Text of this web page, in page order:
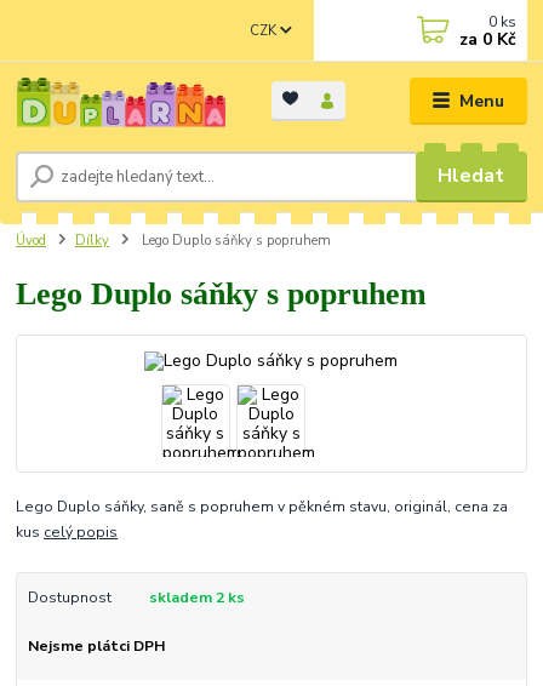
Menu
CZK
Hledat
0 ks
za 0 Kč
Úvod Dílky Lego Duplo sáňky s popruhem
Lego Duplo sáňky s popruhem
Lego Duplo sáňky, saně s popruhem v pěkném stavu, originál, cena za
kus celý popis
Dostupnost skladem 2 ks
Nejsme plátci DPH